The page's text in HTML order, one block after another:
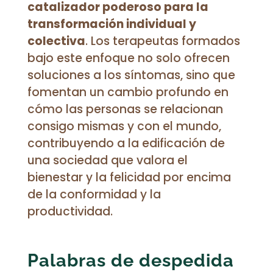
catalizador poderoso para la
transformación individual y
colectiva. Los terapeutas formados
bajo este enfoque no solo ofrecen
soluciones a los síntomas, sino que
fomentan un cambio profundo en
cómo las personas se relacionan
consigo mismas y con el mundo,
contribuyendo a la edificación de
una sociedad que valora el
bienestar y la felicidad por encima
de la conformidad y la
productividad.
Palabras de despedida